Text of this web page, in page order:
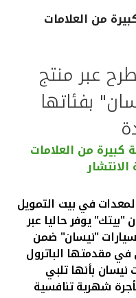
من العلامات
عبر منتج
بفئاتها
من العلامات
في بيت التمويل
"بيتك" يوفرحاليا عبر
"نيسان" ضمن
مقدمتها الباترول
نيسان بأنها تلبي
شهرية تنافسية